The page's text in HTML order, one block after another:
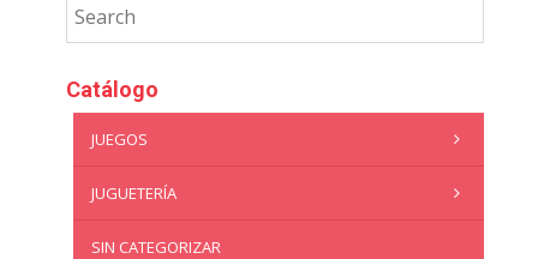
Catálogo
JUEGOS
JUGUETERÍA
SIN CATEGORIZAR